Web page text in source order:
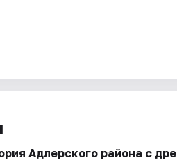
Адлерского района с